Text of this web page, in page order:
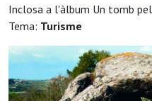
Inclosa a l'àlbum Un tomb
Tema: Turisme